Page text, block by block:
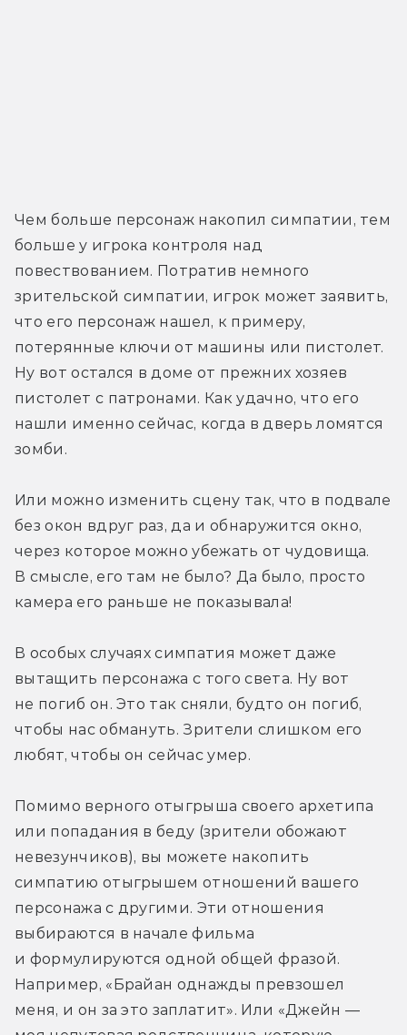
Чем больше персонаж накопил симпатии, тем
больше у игрока контроля над
повествованием. Потратив немного
зрительской симпатии, игрок может заявить,
что его персонаж нашел, к примеру,
потерянные ключи от машины или пистолет.
Ну вот остался в доме от прежних хозяев
пистолет с патронами. Как удачно, что его
нашли именно сейчас, когда в дверь ломятся
зомби.
Или можно изменить сцену так, что в подвале
без окон вдруг раз, да и обнаружится окно,
через которое можно убежать от чудовища.
В смысле, его там не было? Да было, просто
камера его раньше не показывала!
В особых случаях симпатия может даже
вытащить персонажа с того света. Ну вот
не погиб он. Это так сняли, будто он погиб,
чтобы нас обмануть. Зрители слишком его
любят, чтобы он сейчас умер.
Помимо верного отыгрыша своего архетипа
или попадания в беду (зрители обожают
невезунчиков), вы можете накопить
симпатию отыгрышем отношений вашего
персонажа с другими. Эти отношения
выбираются в начале фильма
и формулируются одной общей фразой.
Например, «Брайан однажды превзошел
меня, и он за это заплатит». Или «Джейн —